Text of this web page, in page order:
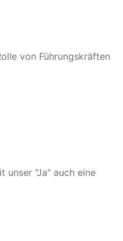
von Führungskräften
unser "Ja" auch eine